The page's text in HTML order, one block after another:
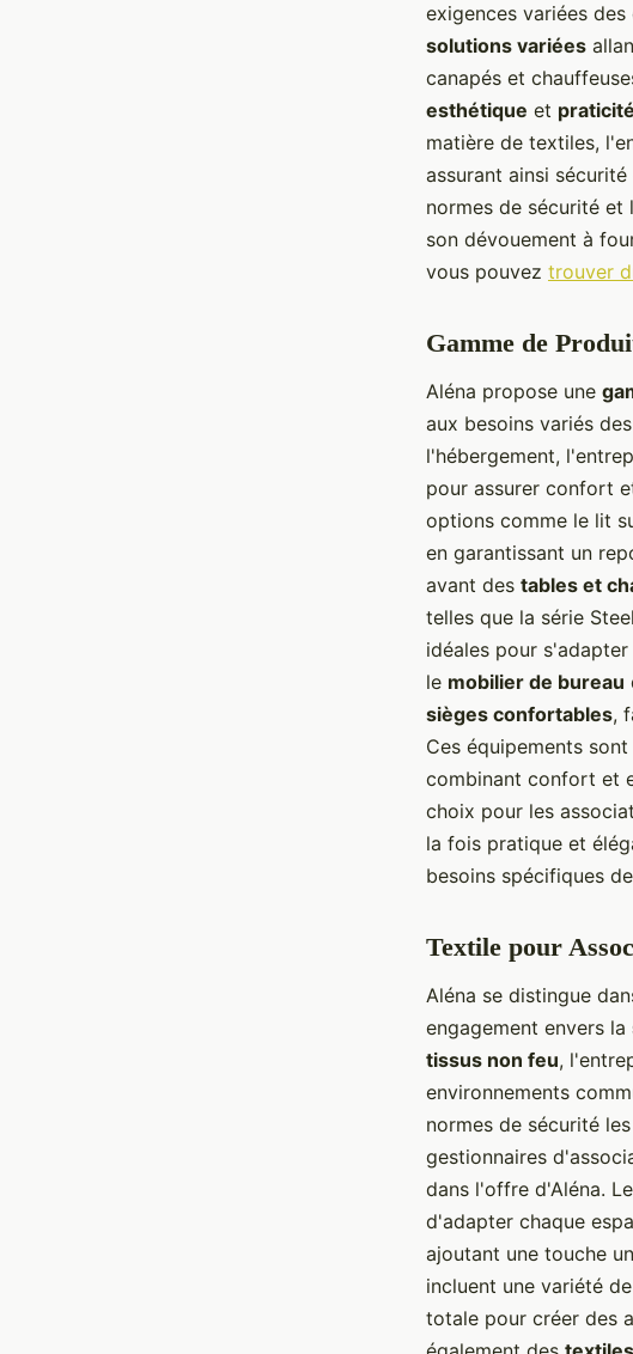
exigences variées
solutions variées
canapés et
esthétique et praticité
matière de textiles,
assurant ainsi
normes de sécurité et
son dévouement à
vous pouvez trouver
Gamme de
Aléna propose une
aux besoins variés
l'hébergement,
pour assurer confort
options comme le lit
en garantissant un
avant des tables et
telles que la série
idéales pour
le mobilier de bureau
sièges confortables,
Ces équipements
combinant confort et
choix pour les
la fois pratique et
besoins spécifiques
Textile pour
Aléna se distingue
engagement envers la
tissus non feu,
environnements
normes de sécurité
gestionnaires
dans l'offre d'Aléna.
d'adapter chaque
ajoutant une touche
incluent une variété
totale pour créer des